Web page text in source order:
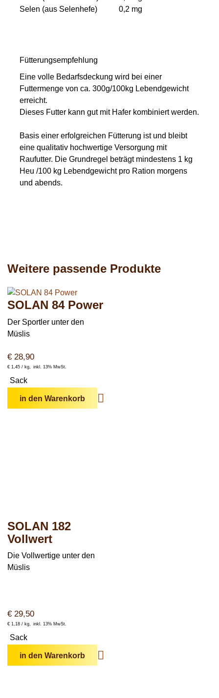
Selen (aus Selenhefe)
0,2 mg
Fütterungsempfehlung
Eine volle Bedarfsdeckung wird bei einer
Futtermenge von ca. 300g/100kg Lebendgewicht
erreicht.
Dieses Futter kann gut mit Hafer kombiniert werden.
Basis einer erfolgreichen Fütterung ist und bleibt
eine qualitativ hochwertige Versorgung mit
Raufutter. Die Grundregel beträgt mindestens 1 kg
Heu /100 kg Lebendgewicht pro Ration morgens
und abends.
Weitere passende Produkte
SOLAN 84 Power
Der Sportler unter den
Müslis
€ 28,90
€ 1,45 / kg inkl. 13% MwSt.
Sack
in den Warenkorb
SOLAN 182
Vollwert
Die Vollwertige unter den
Müslis
€ 29,50
€ 1,18 / kg inkl. 13% MwSt.
Sack
in den Warenkorb